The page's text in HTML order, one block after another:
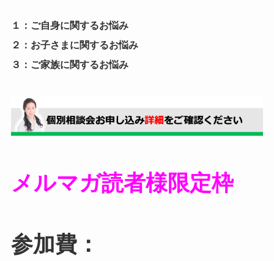
１：ご自身に関するお悩み
２：お子さまに関するお悩み
３：ご家族に関するお悩み
メルマガ読者様限定枠
参加費：